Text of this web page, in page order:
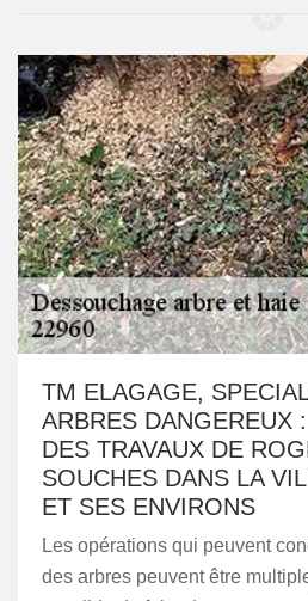
TM ELAGAGE,
ARBRES DANGEREUX
DES TRAVAUX DE
SOUCHES DANS LA
ET SES ENVIRONS
Les opérations qui peuvent
des arbres peuvent être